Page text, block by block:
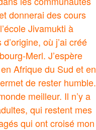
donnerai des cours
Jivamukti à
où j’ai créé
Merl. J’espère
Afrique du Sud et en
de rester humble.
meilleur. Il n’y a
qui restent mes
qui ont croisé mon